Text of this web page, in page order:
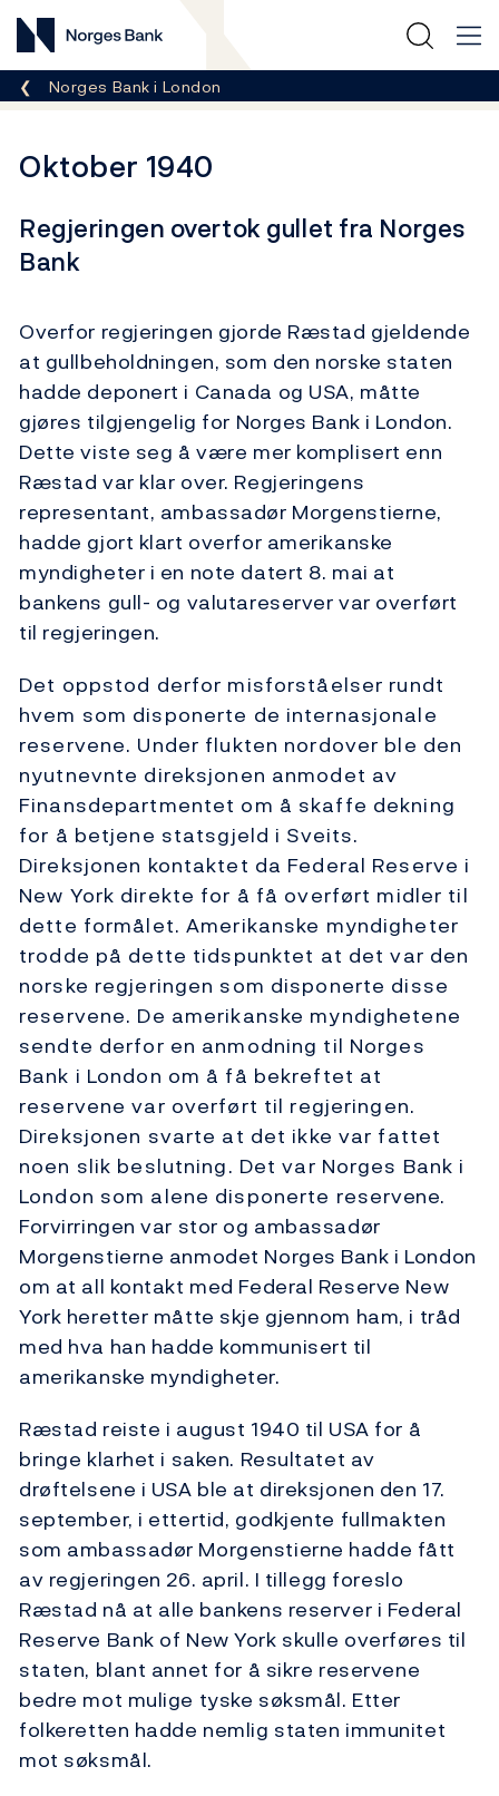
Norges Bank
Her er du nå:
Norges Bank i London
Oktober 1940
Regjeringen overtok gullet fra Norges
Bank
Overfor regjeringen gjorde Ræstad gjeldende
at gullbeholdningen, som den norske staten
hadde deponert i Canada og USA, måtte
gjøres tilgjengelig for Norges Bank i London.
Dette viste seg å være mer komplisert enn
Ræstad var klar over. Regjeringens
representant, ambassadør Morgenstierne,
hadde gjort klart overfor amerikanske
myndigheter i en note datert 8. mai at
bankens gull- og valutareserver var overført
til regjeringen.
Det oppstod derfor misforståelser rundt
hvem som disponerte de internasjonale
reservene. Under flukten nordover ble den
nyutnevnte direksjonen anmodet av
Finansdepartmentet om å skaffe dekning
for å betjene statsgjeld i Sveits.
Direksjonen kontaktet da Federal Reserve i
New York direkte for å få overført midler til
dette formålet. Amerikanske myndigheter
trodde på dette tidspunktet at det var den
norske regjeringen som disponerte disse
reservene. De amerikanske myndighetene
sendte derfor en anmodning til Norges
Bank i London om å få bekreftet at
reservene var overført til regjeringen.
Direksjonen svarte at det ikke var fattet
noen slik beslutning. Det var Norges Bank i
London som alene disponerte reservene.
Forvirringen var stor og ambassadør
Morgenstierne anmodet Norges Bank i London
om at all kontakt med Federal Reserve New
York heretter måtte skje gjennom ham, i tråd
med hva han hadde kommunisert til
amerikanske myndigheter.
Ræstad reiste i august 1940 til USA for å
bringe klarhet i saken. Resultatet av
drøftelsene i USA ble at direksjonen den 17.
september, i ettertid, godkjente fullmakten
som ambassadør Morgenstierne hadde fått
av regjeringen 26. april. I tillegg foreslo
Ræstad nå at alle bankens reserver i Federal
Reserve Bank of New York skulle overføres til
staten, blant annet for å sikre reservene
bedre mot mulige tyske søksmål. Etter
folkeretten hadde nemlig staten immunitet
mot søksmål.